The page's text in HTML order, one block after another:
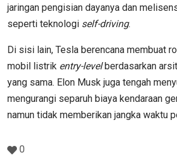
jaringan pengisian dayanya dan
seperti teknologi self-driving.
Di sisi lain, Tesla berencana membuat
mobil listrik entry-levelberdasarkan
yang sama. Elon Musk juga tengah
mengurangi separuh biaya kendaraan
namun tidak memberikan jangka waktu
0